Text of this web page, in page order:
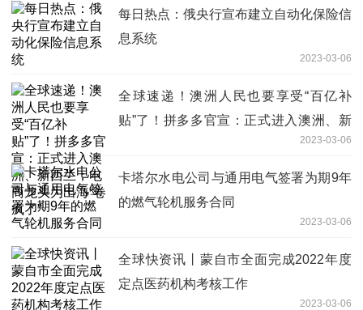
每日热点：俄央行宣布建立自动化保险信
息系统
2023-03-06
全球速递！澳洲人民也要享受“百亿补
贴”了！拼多多官宣：正式进入澳洲、新
2023-03-06
卡塔尔水电公司与通用电气签署为期9年
的燃气轮机服务合同
2023-03-06
全球快资讯丨蒙自市全面完成2022年度
定点医药机构考核工作
2023-03-06